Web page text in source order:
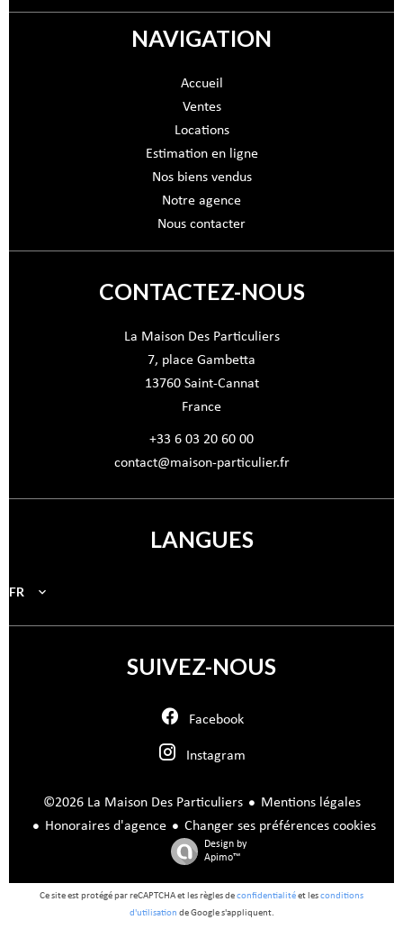
NAVIGATION
Accueil
Ventes
Locations
Estimation en ligne
Nos biens vendus
Notre agence
Nous contacter
CONTACTEZ-NOUS
La Maison Des Particuliers
7, place Gambetta
13760Saint-Cannat
France
+33 6 03 20 60 00
contact@maison-particulier.fr
LANGUES
FR
SUIVEZ-NOUS
Facebook
Instagram
©2026 La Maison Des Particuliers
Mentions légales
Honoraires d'agence
Changer ses préférences cookies
Design by
Apimo™
Ce site est protégé par reCAPTCHA et les règles deconfidentialitéet lesconditions
d'utilisation de Google s'appliquent.